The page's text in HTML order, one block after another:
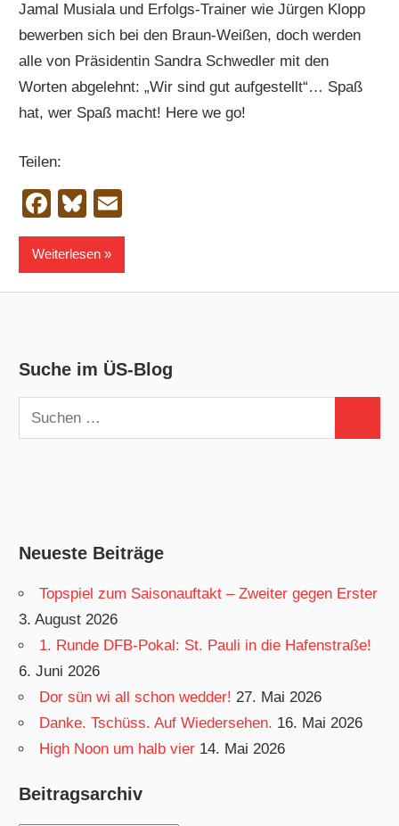
Jamal Musiala und Erfolgs-Trainer wie Jürgen Klopp
bewerben sich bei den Braun-Weißen, doch werden
alle von Präsidentin Sandra Schwedler mit den
Worten abgelehnt: „Wir sind gut aufgestellt“… Spaß
hat, wer Spaß macht! Here we go!
Teilen:
Facebook
Bluesky
Weiterlesen
Suche im ÜS-Blog
Suchen
nach:
Neueste Beiträge
Topspiel zum Saisonauftakt – Zweiter gegen Erster
3. August 2026
1. Runde DFB-Pokal: St. Pauli in die Hafenstraße!
6. Juni 2026
Dor sün wi all schon wedder! 27. Mai 2026
Danke. Tschüss. Auf Wiedersehen. 16. Mai 2026
High Noon um halb vier 14. Mai 2026
Beitragsarchiv